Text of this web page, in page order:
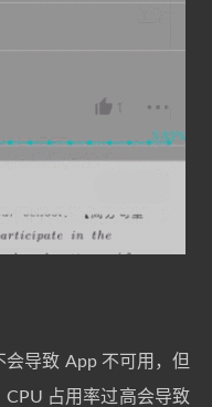
导致 App 不可用，但
占用率过高会导致